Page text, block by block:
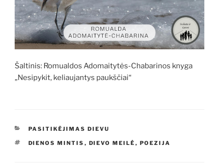
Šaltinis: Romualdos Adomaitytės-Chabarinos knyga
„Nesipykit, keliaujantys paukščiai“
KATEGORIJOS
PASITIKĖJIMAS DIEVU
ŽYMOS
DIENOS MINTIS , DIEVO MEILĖ , POEZIJA